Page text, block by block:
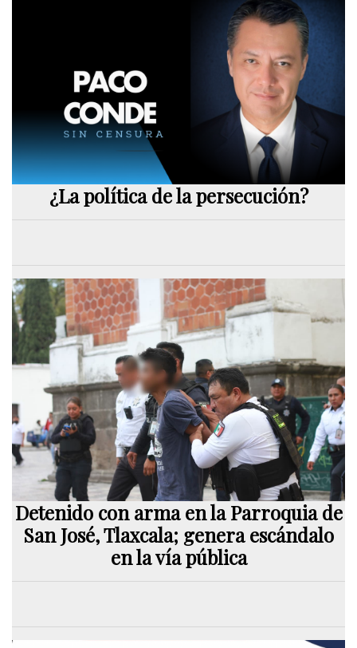
¿La política de la persecución?
Detenido con arma en la Parroquia de
San José, Tlaxcala; genera escándalo
en la vía pública